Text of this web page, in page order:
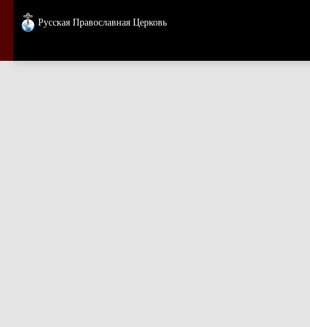
Русская Православная Церковь